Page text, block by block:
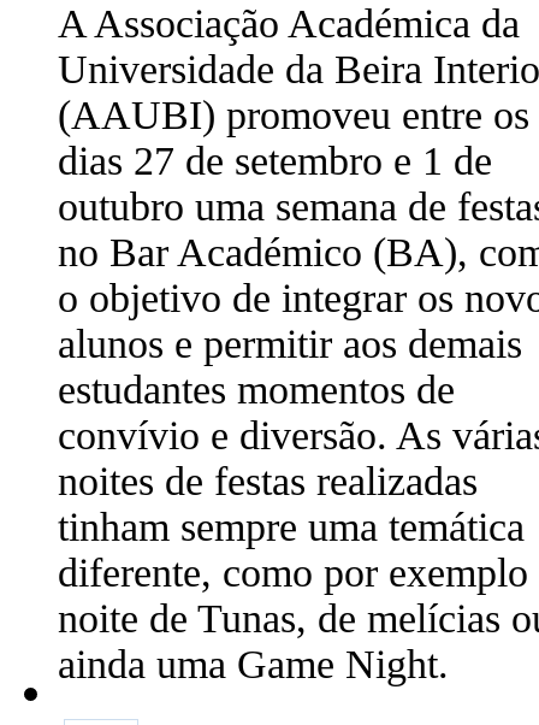
A Associação Académica da
Universidade da Beira
(AAUBI) promoveu entre os
dias 27 de setembro e 1 de
outubro uma semana de
no Bar Académico (BA),
o objetivo de integrar os
alunos e permitir aos demais
estudantes momentos de
convívio e diversão. As
noites de festas realizadas
tinham sempre uma temática
diferente, como por exemplo
noite de Tunas, de melícias
ainda uma Game Night.